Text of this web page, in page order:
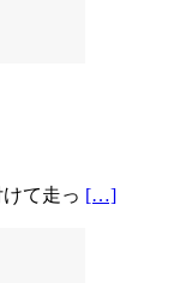
て走っ […]